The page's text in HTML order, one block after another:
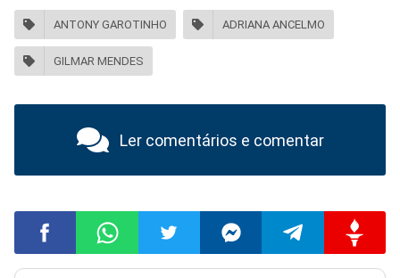
ANTONY GAROTINHO ADRIANA ANCELMO
GILMAR MENDES
Ler comentários e comentar